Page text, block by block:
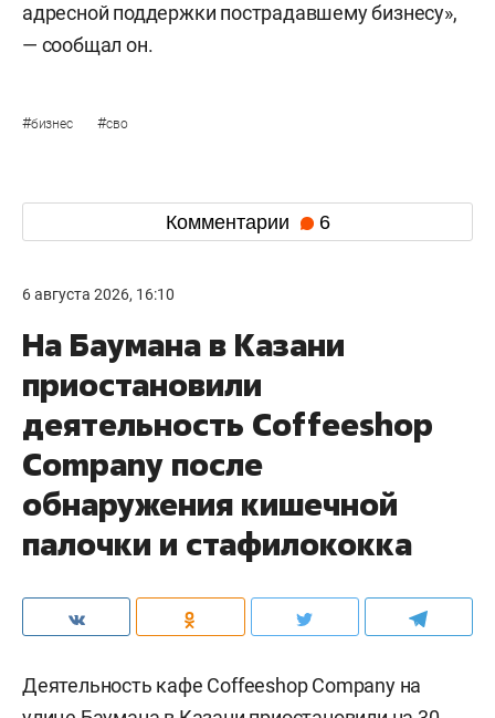
адресной поддержки пострадавшему бизнесу»,
— сообщал он.
#бизнес #сво
Комментарии 6
6 августа 2026, 16:10
На Баумана в Казани
приостановили
деятельность Соffeeshop
Company после
обнаружения кишечной
палочки и стафилококка
Деятельность кафе Coffeeshop Company на